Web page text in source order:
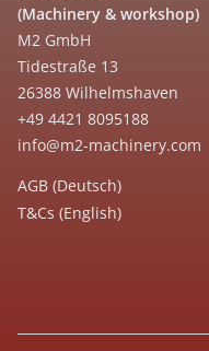
(Machinery & workshop)
M2 GmbH
Tidestraße 13
26388 Wilhelmshaven
+49 4421 8095188
info@m2-machinery.com
AGB (Deutsch)
T&Cs (English)